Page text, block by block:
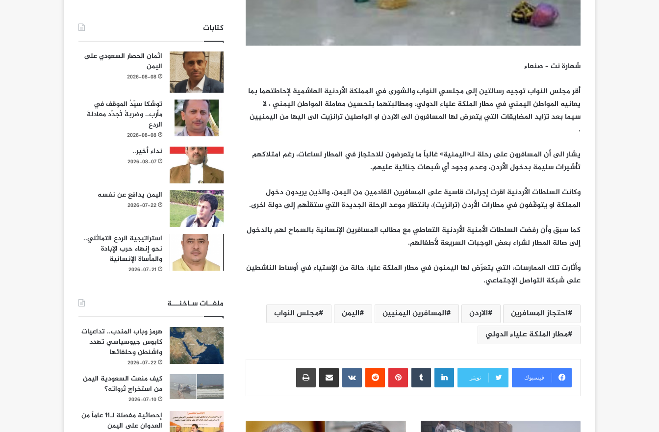
شهارة نت – صنعاء
أقر مجلس النواب توجيه رسالتين إلى مجلسي النواب والشورى في المملكة الأردنية الهاشمية لإحاطتهما بما
يعانيه المواطن اليمني في مطار الملكة علياء الدولي، ومطالبتهما بتحسين معاملة المواطن اليمني ، لا
سيما بعد تزايد المضايقات التي يتعرض لها المسافرون الى الاردن او الواصلين ترانزيت الى اليها من اليمنيين
.
يشار الى أن المسافرون على رحلة لـ«اليمنية» غالباً ما يتعرضون للاحتجاز في المطار لساعات، رغم امتلاكهم
تأشيرات سليمة بدخول الأردن، وعدم وجود أي شبهات جنائية عليهم.
وكانت السلطات الأردنية اقرت إجراءات قاسية على المسافرين القادمين من اليمن، والذين يريدون دخول
المملكة او يتوقّفون في مطارات الأردن (ترانزيت)، بانتظار موعد الرحلة الجديدة التي ستقلّهم إلى دولة اخرى.
كما سبق وأن رفضت السلطات الأمنية الأردنية التعاطي مع مطالب المسافرين الإنسانية بالسماح لهم بالدخول
إلى صالة المطار لشراء بعض الوجبات السريعة لأطفالهم.
وأثارت تلك الممارسات، التي يتعرّض لها اليمنون في مطار الملكة عليا، حالة من الإستياء في أوساط الناشطين
على شبكة التواصل الإجتماعي.
احتجاز المسافرين الاردن المسافرين اليمنيين اليمن
مجلس النواب
مطار الملكة علياء الدولي
فيسبوك تويتر
لينكدإن بينتيريست مشاركة عبر البريد طباعة
كتابات
اثمان الحصار السعودي على
اليمن
2026-08-08
توشكا سيّدُ الموقف في
مأرب.. وضربةٌ تُجدِّد معادلةَ
الردع
2026-08-08
نداء أخير..
2026-08-07
اليمن يدافع عن نفسه
2026-07-22
استراتيجية الردع التماثلي..
نحو إنهاء حرب الإبادة
والمأساة الإنسانية
2026-07-21
ملفــات سـاخنـــة
هرمز وباب المندب.. تداعيات
كابوس جيوسياسي تهدد
واشنطن وحلفائها
2026-07-22
كيف منعت السعودية اليمن
من استخراج ثرواته؟
2026-07-10
إحصائية مفصلة لـ11 عاماً من
العدوان على اليمن